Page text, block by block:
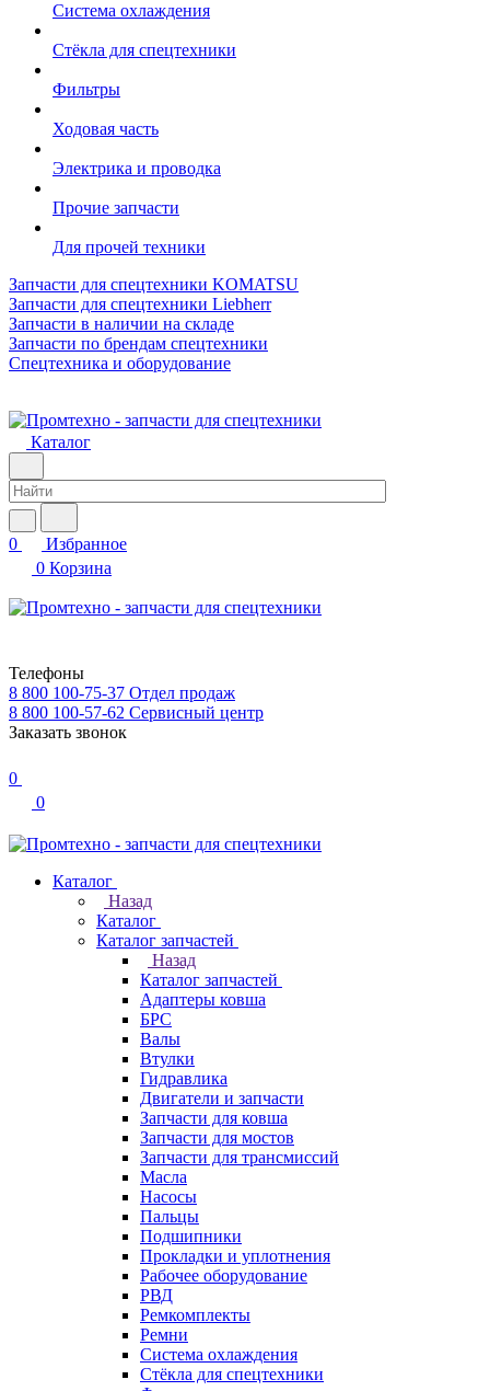
Система охлаждения
Стёкла для спецтехники
Фильтры
Ходовая часть
Электрика и проводка
Прочие запчасти
Для прочей техники
Запчасти для спецтехники KOMATSU
Запчасти для спецтехники Liebherr
Запчасти в наличии на складе
Запчасти по брендам спецтехники
Спецтехника и оборудование
Каталог
0
Избранное
0 Корзина
Телефоны
8 800 100-75-37 Отдел продаж
8 800 100-57-62 Сервисный центр
Заказать звонок
0
0
Каталог
Назад
Каталог
Каталог запчастей
Назад
Каталог запчастей
Адаптеры ковша
БРС
Валы
Втулки
Гидравлика
Двигатели и запчасти
Запчасти для ковша
Запчасти для мостов
Запчасти для трансмиссий
Масла
Насосы
Пальцы
Подшипники
Прокладки и уплотнения
Рабочее оборудование
РВД
Ремкомплекты
Ремни
Система охлаждения
Стёкла для спецтехники